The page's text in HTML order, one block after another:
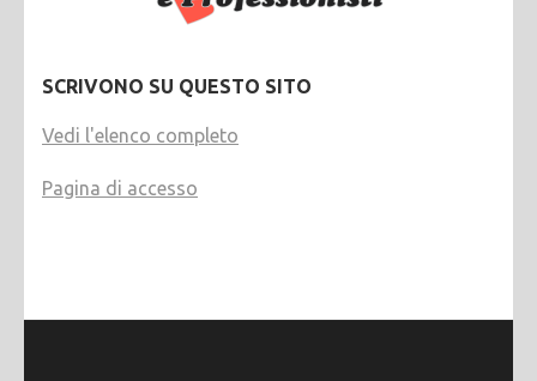
SCRIVONO SU QUESTO SITO
Vedi l'elenco completo
Pagina di accesso